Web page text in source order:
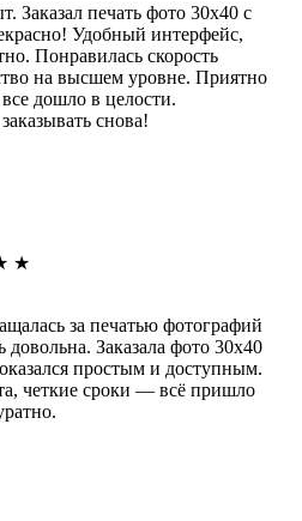
Заказал печать фото 30х40 с
Удобный интерфейс,
Понравилась скорость
на высшем уровне. Приятно
дошло в целости.
снова!
★
за печатью фотографий
довольна. Заказала фото 30х40
простым и доступным.
четкие сроки — всё пришло